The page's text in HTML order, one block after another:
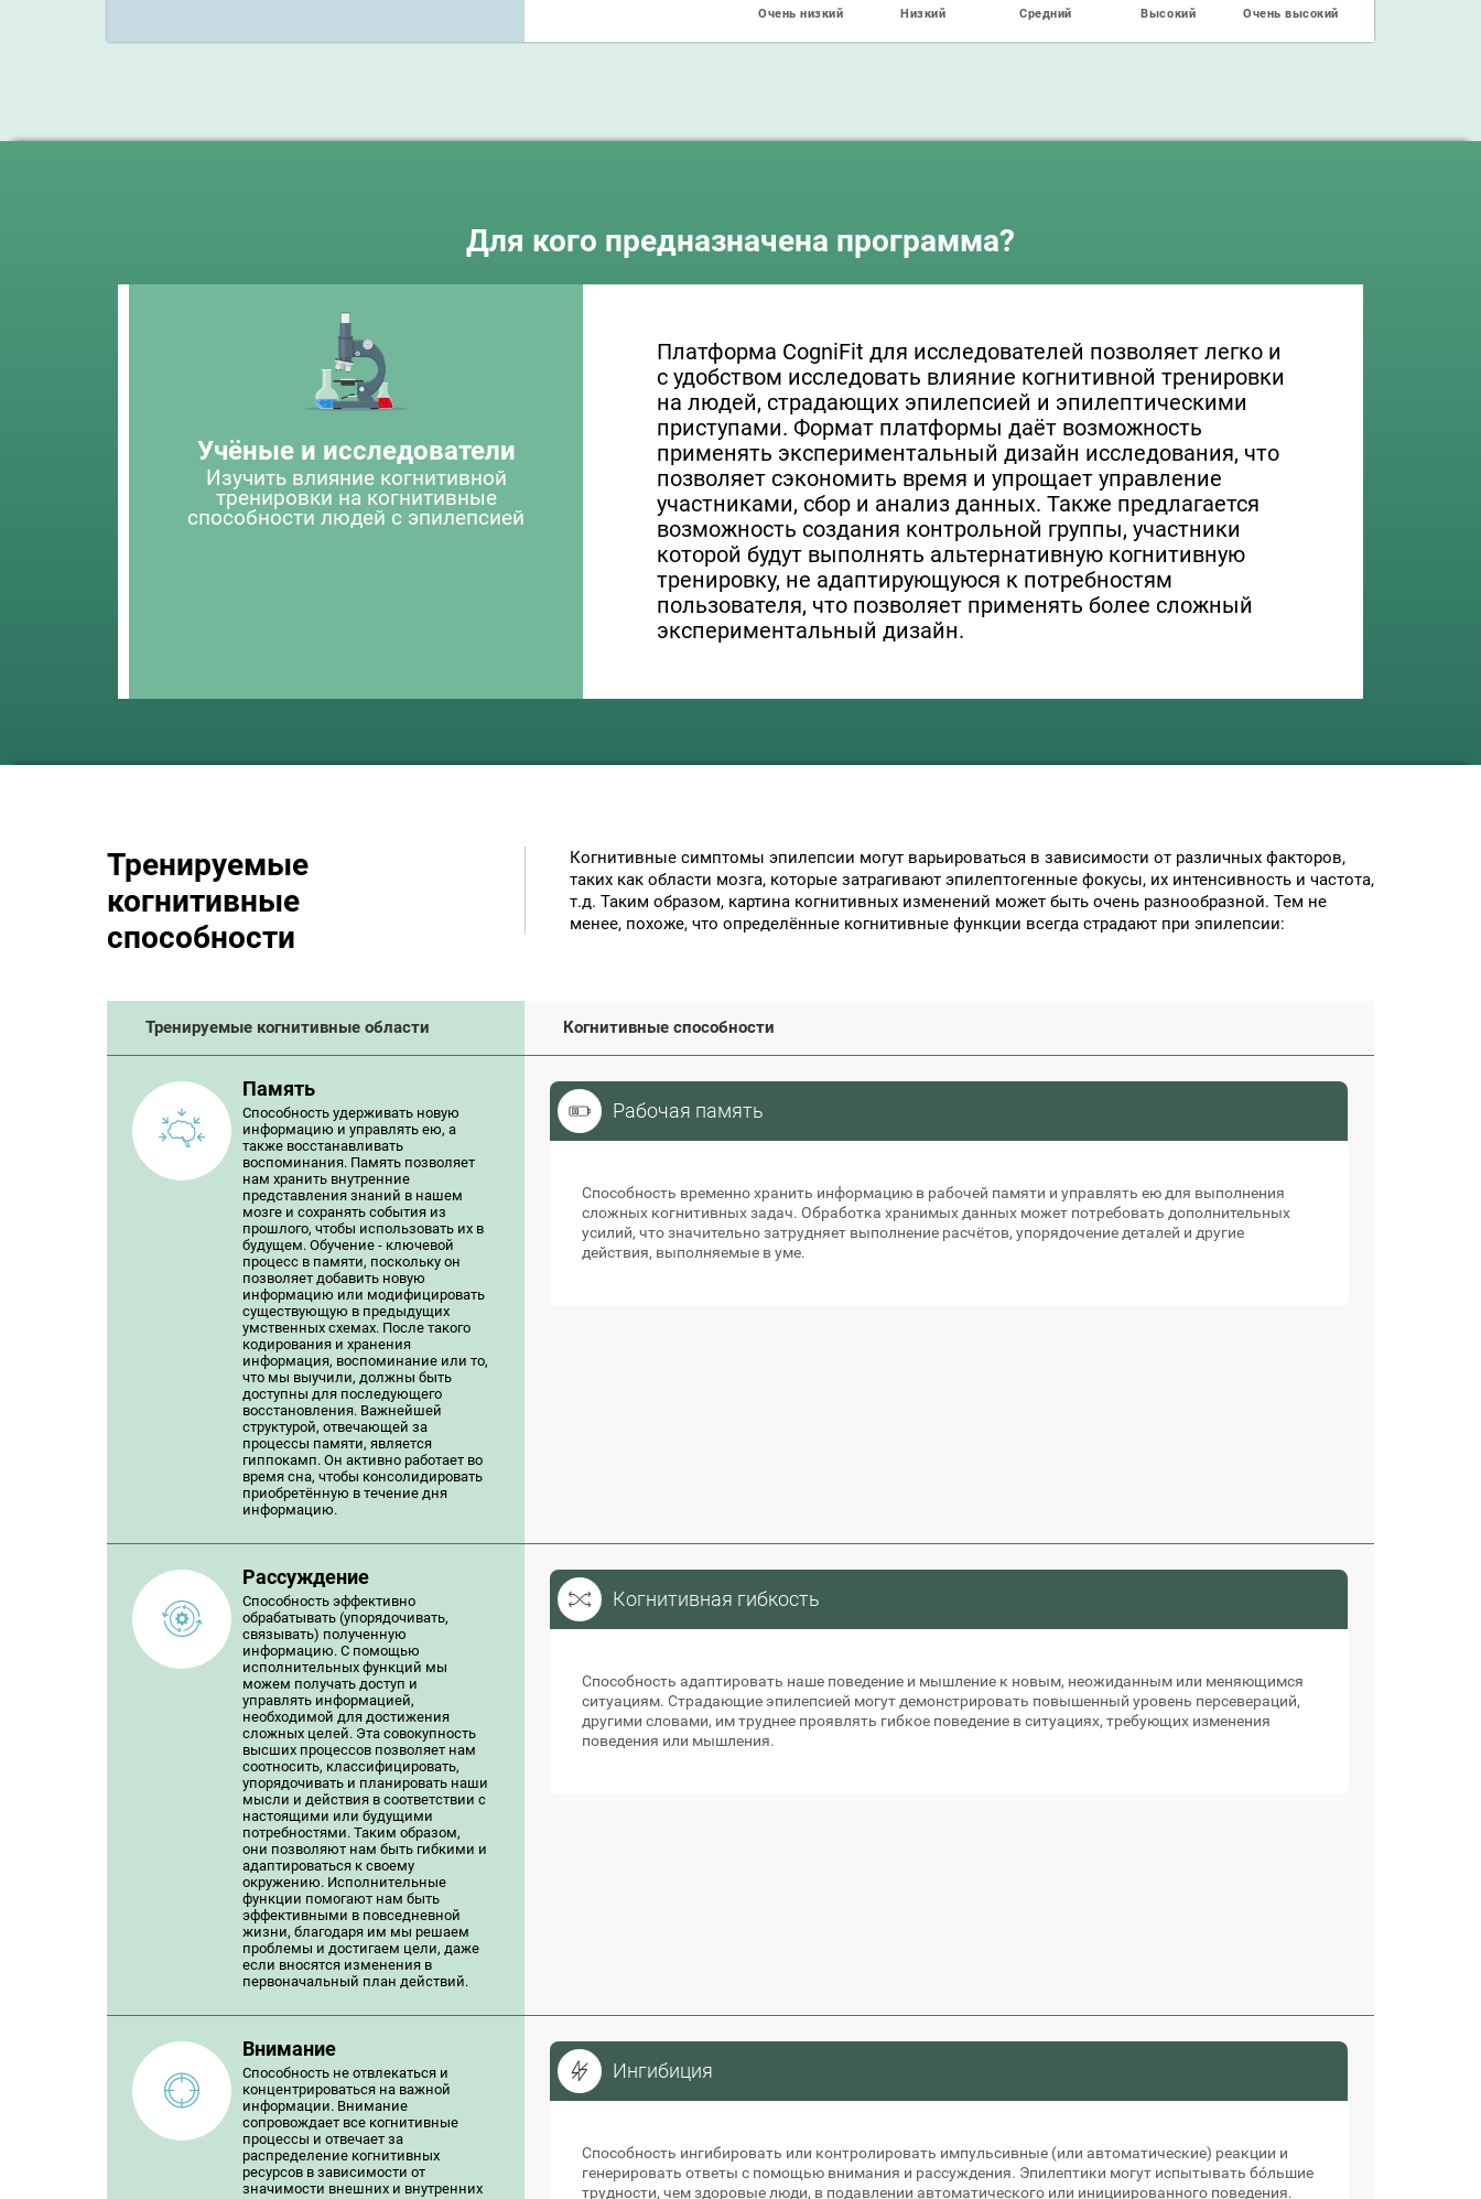
Очень низкий Низкий Средний Высокий Очень высокий
Для кого предназначена программа?
Учёные и исследователи
Изучить влияние когнитивной
тренировки на когнитивные
способности людей с эпилепсией
Платформа CogniFit для исследователей позволяет легко и
с удобством исследовать влияние когнитивной тренировки
на людей, страдающих эпилепсией и эпилептическими
приступами. Формат платформы даёт возможность
применять экспериментальный дизайн исследования, что
позволяет сэкономить время и упрощает управление
участниками, сбор и анализ данных. Также предлагается
возможность создания контрольной группы, участники
которой будут выполнять альтернативную когнитивную
тренировку, не адаптирующуюся к потребностям
пользователя, что позволяет применять более сложный
экспериментальный дизайн.
Тренируемые
когнитивные
способности
Когнитивные симптомы эпилепсии могут варьироваться в зависимости от различных факторов,
таких как области мозга, которые затрагивают эпилептогенные фокусы, их интенсивность и частота,
т.д. Таким образом, картина когнитивных изменений может быть очень разнообразной. Тем не
менее, похоже, что определённые когнитивные функции всегда страдают при эпилепсии:
Тренируемые когнитивные области Когнитивные способности
Память
Способность удерживать новую
информацию и управлять ею, а
также восстанавливать
воспоминания. Память позволяет
нам хранить внутренние
представления знаний в нашем
мозге и сохранять события из
прошлого, чтобы использовать их в
будущем. Обучение - ключевой
процесс в памяти, поскольку он
позволяет добавить новую
информацию или модифицировать
существующую в предыдущих
умственных схемах. После такого
кодирования и хранения
информация, воспоминание или то,
что мы выучили, должны быть
доступны для последующего
восстановления. Важнейшей
структурой, отвечающей за
процессы памяти, является
гиппокамп. Он активно работает во
время сна, чтобы консолидировать
приобретённую в течение дня
информацию.
Рабочая память
Способность временно хранить информацию в рабочей памяти и управлять ею для выполнения
сложных когнитивных задач. Обработка хранимых данных может потребовать дополнительных
усилий, что значительно затрудняет выполнение расчётов, упорядочение деталей и другие
действия, выполняемые в уме.
Рассуждение
Способность эффективно
обрабатывать (упорядочивать,
связывать) полученную
информацию. С помощью
исполнительных функций мы
можем получать доступ и
управлять информацией,
необходимой для достижения
сложных целей. Эта совокупность
высших процессов позволяет нам
соотносить, классифицировать,
упорядочивать и планировать наши
мысли и действия в соответствии с
настоящими или будущими
потребностями. Таким образом,
они позволяют нам быть гибкими и
адаптироваться к своему
окружению. Исполнительные
функции помогают нам быть
эффективными в повседневной
жизни, благодаря им мы решаем
проблемы и достигаем цели, даже
если вносятся изменения в
первоначальный план действий.
Когнитивная гибкость
Способность адаптировать наше поведение и мышление к новым, неожиданным или меняющимся
ситуациям. Страдающие эпилепсией могут демонстрировать повышенный уровень персевераций,
другими словами, им труднее проявлять гибкое поведение в ситуациях, требующих изменения
поведения или мышления.
Внимание
Способность не отвлекаться и
концентрироваться на важной
информации. Внимание
сопровождает все когнитивные
процессы и отвечает за
распределение когнитивных
ресурсов в зависимости от
значимости внешних и внутренних
Ингибиция
Способность ингибировать или контролировать импульсивные (или автоматические) реакции и
генерировать ответы с помощью внимания и рассуждения. Эпилептики могут испытывать бóльшие
трудности, чем здоровые люди, в подавлении автоматического или инициированного поведения.